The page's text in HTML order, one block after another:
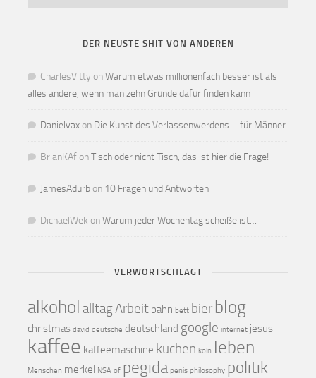
DER NEUSTE SHIT VON ANDEREN
CharlesVitty onWarum etwas millionenfach besser ist als
alles andere, wenn man zehn Gründe dafür finden kann
Danielvax on Die Kunst des Verlassenwerdens – für Männer
BrianKAf onTisch oder nicht Tisch, das ist hier die Frage!
JamesAdurb on 10 Fragen und Antworten
DichaelWek onWarum jeder Wochentag scheiße ist…
VERWORTSCHLAGT
alkohol alltagArbeit bahn bett bier blog
christmas david deutsche deutschland google internet jesus
kaffee kaffeemaschine kuchen köln leben
Menschen merkel NSA of pegida penis philosophy politik